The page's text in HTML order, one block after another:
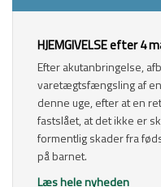
​HJEMGIVELSE efter 4
Efter akutanbringelse,
varetægtsfængsling af
denne uge, efter at en
fastslået, at det ikke er
formentlig skader fra
på barnet.
Læs hele nyheden